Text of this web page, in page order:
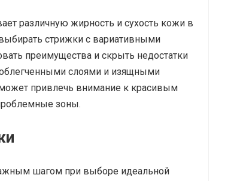
различную жирность и сухость кожи в
стрижки с вариативными
преимущества и скрыть недостатки
слоями и изящными
привлечь внимание к красивым
зоны.
шагом при выборе идеальной